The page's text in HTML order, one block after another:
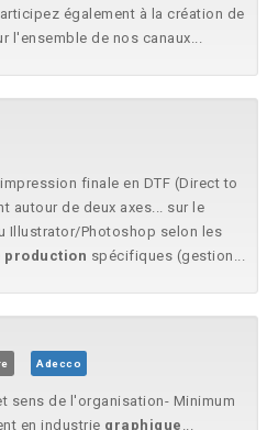
également à la création de
l'ensemble de nos canaux...
finale en DTF (Direct to
autour de deux axes... sur le
Illustrator/Photoshop selon les
production spécifiques (gestion...
Adecco
sens de l'organisation- Minimum
en industrie graphique ...